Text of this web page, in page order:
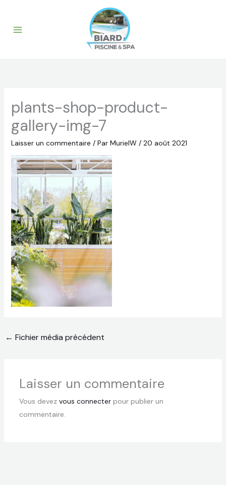
contenu
plants-shop-product-
gallery-img-7
Laisser un commentaire / Par MurielW / 20 août 2021
← Fichier média précédent
Laisser un commentaire
Vous devez vous connecterpour publier un
commentaire.